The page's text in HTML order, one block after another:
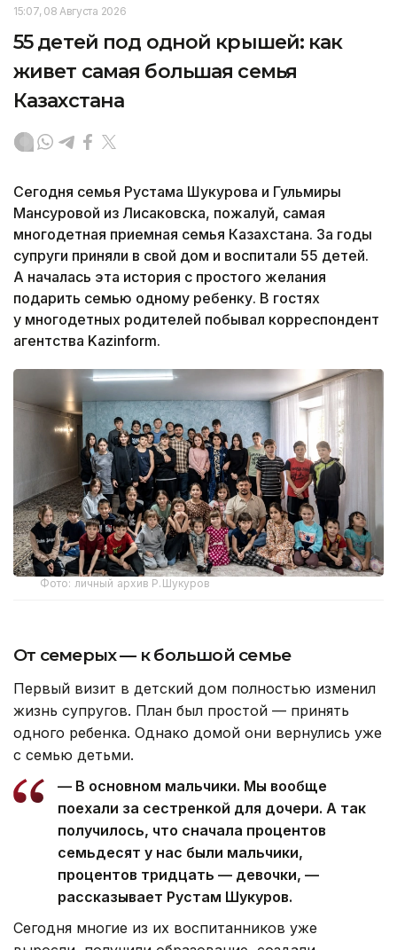
15:07, 08 Августа 2026
55 детей под одной крышей: как
живет самая большая семья
Казахстана
Сегодня семья Рустама Шукурова и Гульмиры
Мансуровой из Лисаковска, пожалуй, самая
многодетная приемная семья Казахстана. За годы
супруги приняли в свой дом и воспитали 55 детей.
А началась эта история с простого желания
подарить семью одному ребенку. В гостях
у многодетных родителей побывал корреспондент
агентства Kazinform.
Фото: личный архив Р.Шукуров
От семерых — к большой семье
Первый визит в детский дом полностью изменил
жизнь супругов. План был простой — принять
одного ребенка. Однако домой они вернулись уже
с семью детьми.
— В основном мальчики. Мы вообще
поехали за сестренкой для дочери. А так
получилось, что сначала процентов
семьдесят у нас были мальчики,
процентов тридцать — девочки, —
рассказывает Рустам Шукуров.
Сегодня многие из их воспитанников уже